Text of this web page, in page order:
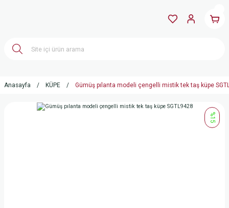
Anasayfa KÜPE Gümüş pılanta modeli çengelli mistik tek taş küpe
%15